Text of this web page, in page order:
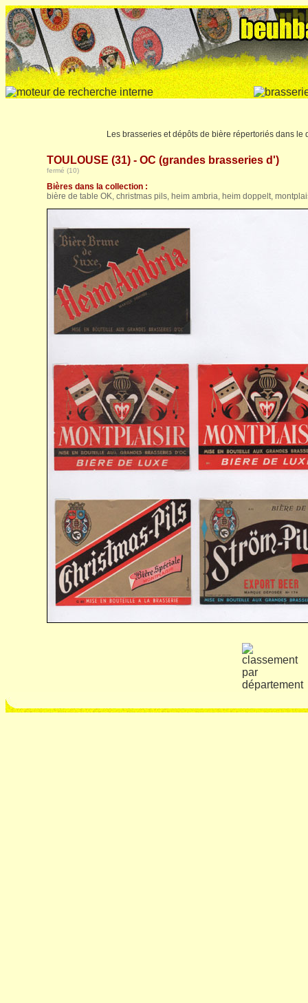
Les brasseries et dépôts de bière répertoriés dans le
TOULOUSE (31) - OC (grandes brasseries d')
fermé (10)
Bières dans la collection :
bière de table OK, christmas pils, heim ambria, heim doppelt,